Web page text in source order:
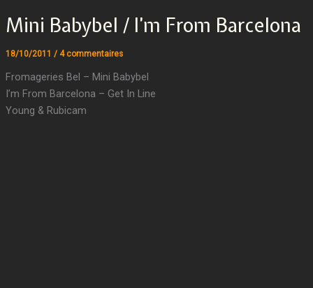
Mini Babybel / I’m From Barcelona
18/10/2011 / 4 commentaires
Fromageries Bel – Mini Babybel
I’m From Barcelona – Get In Line
Young & Rubicam